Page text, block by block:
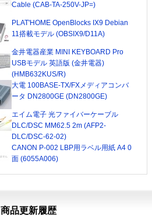
Cable (CAB-TA-250V-JP=)
PLAT'HOME OpenBlocks IX9 Debian
11搭載モデル (OBSIX9/D11A)
金井電器産業 MINI KEYBOARD Pro
USBモデル 英語版 (金井電器)
(HMB632KUS/R)
大電 100BASE-TX/FXメディアコンバ
ータ DN2800GE (DN2800GE)
エイム電子 光ファイバーケーブル
DLC/DSC MM62.5 2m (AFP2-
DLC/DSC-62-02)
CANON P-002 LBP用ラベル用紙 A4 0
面 (6055A006)
商品更新履歴